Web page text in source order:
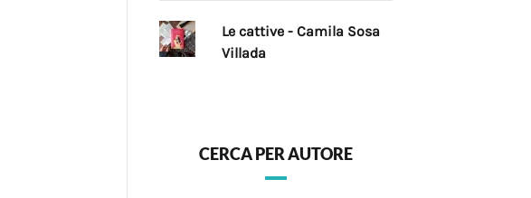
Le cattive - Camila Sosa
Villada
CERCA PER AUTORE